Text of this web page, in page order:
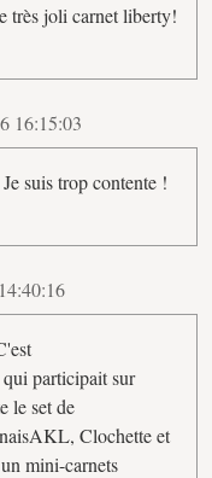
très joli carnet liberty!
16:15:03
suis trop contente !
participait sur
le set de
Clochette et
mini-carnets